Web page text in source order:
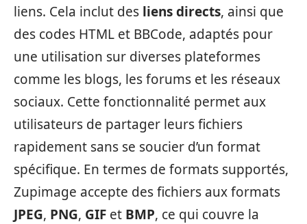
liens. Cela inclut des liens directs, ainsi que
des codes HTML et BBCode, adaptés pour
une utilisation sur diverses plateformes
comme les blogs, les forums et les réseaux
sociaux. Cette fonctionnalité permet aux
utilisateurs de partager leurs fichiers
rapidement sans se soucier d’un format
spécifique. En termes de formats supportés,
Zupimage accepte des fichiers aux formats
JPEG, PNG, GIF et BMP, ce qui couvre la